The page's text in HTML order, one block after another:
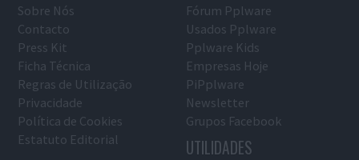
Sobre Nós
Contacto
Press Kit
Ficha Técnica
Regras de Utilização
Privacidade
Política de Cookies
Estatuto Editorial
Fórum Pplware
Usados Pplware
Pplware Kids
Empresas Hoje
PiPplware
Newsletter
Grupos Facebook
UTILIDADES